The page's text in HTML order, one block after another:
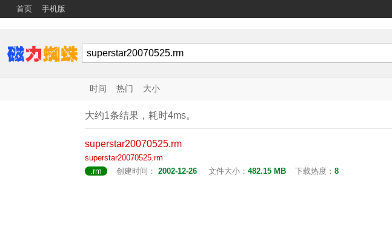
首页 手机版
时间 热门 大小
大约1条结果，耗时4ms。
superstar20070525.rm
superstar20070525.rm
.rm
创建时间： 2002-12-26 文件大小： 482.15 MB 下载热度： 8